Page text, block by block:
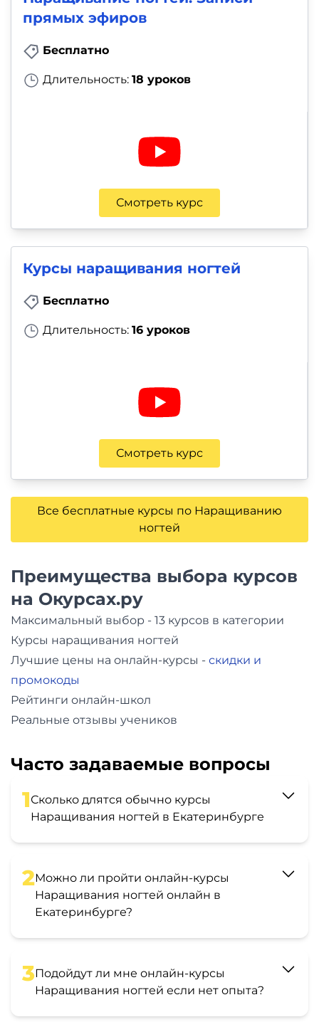
прямых эфиров
Бесплатно
Длительность: 18 уроков
Смотреть курс
Курсы наращивания ногтей
Бесплатно
Длительность: 16 уроков
Смотреть курс
Все бесплатные курсы по Наращиванию
ногтей
Преимущества выбора курсов
на Окурсах.ру
Максимальный выбор - 13 курсов в категории
Курсы наращивания ногтей
Лучшие цены на онлайн-курсы - скидки и
промокоды
Рейтинги онлайн-школ
Реальные отзывы учеников
Часто задаваемые вопросы
1Сколько длятся обычно курсы
Наращивания ногтей в Екатеринбурге
2Можно ли пройти онлайн-курсы
Наращивания ногтей онлайн в
Екатеринбурге?
3Подойдут ли мне онлайн-курсы
Наращивания ногтей если нет опыта?